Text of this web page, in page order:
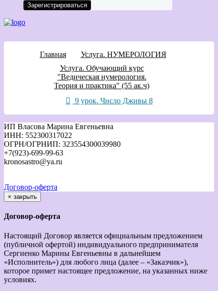
Главная
Услуга. НУМЕРОЛОГИЯ
Услуга. Обучающий курс
"Ведическая нумерология.
Теория и практика" (55 ак.ч)
9 урок. Число Дживы 8
ИП Власова Марина Евгеньевна
ИНН: 552300317022
ОГРН/ОГРНИП: 323554300039980
+7(923)-699-99-63
kronosastro@ya.ru
Договор-оферта
× закрыть
Договор-оферта
Настоящий Договор является официальным предложением
(публичной офертой) индивидуального предпринимателя
Сергиенко Марины Евгеньевны в дальнейшем
«Исполнитель») для любого лица (далее – «Заказчик»),
которое примет настоящее предложение, на указанных ниже
условиях.